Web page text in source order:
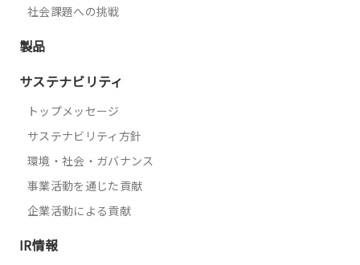
社会課題への挑戦
製品
サステナビリティ
トップメッセージ
サステナビリティ方針
環境・社会・ガバナンス
事業活動を通じた貢献
企業活動による貢献
IR情報